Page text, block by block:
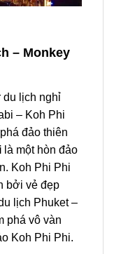
– Monkey
du lịch nghỉ
– Koh Phi
đảo thiên
là một hòn đảo
Koh Phi Phi
bởi vẻ đẹp
lịch Phuket –
phá vô vàn
Koh Phi Phi.